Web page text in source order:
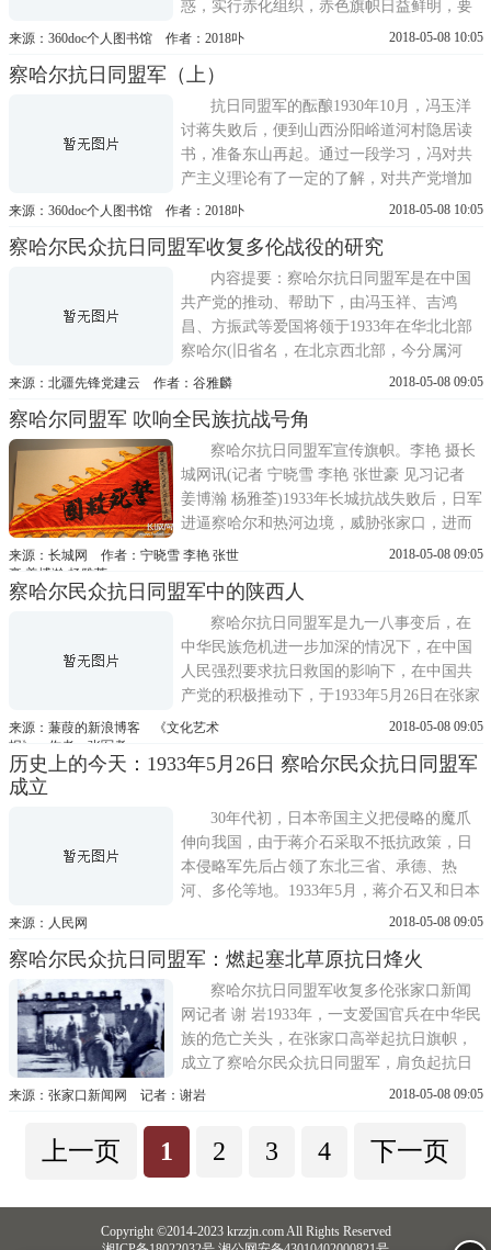
惑，实行赤化组织，赤色旗帜日益鲜明，要
求行政院速筹军事之彻底办法。[《察哈尔民
馆。]7月6日，何应钦向南京报告集结优势兵
力进攻察哈尔的方案，拟任命庞炳勋为察哈
尔剿匪总司令，井令庞率领第10军、...
来源：360doc个人图书馆 作者：2018卟 2018-05-08 10:05
察哈尔抗日同盟军（上）
抗日同盟军的酝酿1930年10月，冯玉洋
讨蒋失败后，便到山西汾阳峪道河村隐居读
书，准备东山再起。通过一段学习，冯对共
产主义理论有了一定的了解，对共产党增加
了好感，希望听听共产党人关于救国救民的
组织建立了联系。随后，中共派肖明到峪道
河面晤冯玉祥，商讨中国革命有关问题。冯
玉洋表示愿在中共帮助与合作下...
来源：360doc个人图书馆 作者：2018卟 2018-05-08 10:05
察哈尔民众抗日同盟军收复多伦战役的研究
内容提要：察哈尔抗日同盟军是在中国
共产党的推动、帮助下，由冯玉祥、吉鸿
昌、方振武等爱国将领于1933年在华北北部
察哈尔(旧省名，在北京西北部，今分属河
北、内蒙、山西等地)组织部队进行抗日斗
日妥协政策而进行一次抗日壮举。察哈尔抗
日同盟军成立之后，日伪军开始加强多伦的
防御，同时调来了大批兵力，城内驻有...
来源：北疆先锋党建云 作者：谷雅麟 2018-05-08 09:05
察哈尔同盟军 吹响全民族抗战号角
察哈尔抗日同盟军宣传旗帜。李艳 摄长
城网讯(记者 宁晓雪 李艳 张世豪 见习记者
姜博瀚 杨雅荃)1933年长城抗战失败后，日军
进逼察哈尔和热河边境，威胁张家口，进而
威胁京津地区西大门。国家危难，在中国共
盟，掀起了全国性的抗日热潮。国民革命军
第29军士兵用过的钢盔。李艳 摄长城网特别
报道组来到了张家口...
来源：长城网 作者：宁晓雪 李艳 张世
豪 姜博瀚 杨雅荃
2018-05-08 09:05
察哈尔民众抗日同盟军中的陕西人
察哈尔抗日同盟军是九一八事变后，在
中华民族危机进一步加深的情况下，在中国
人民强烈要求抗日救国的影响下，在中国共
产党的积极推动下，于1933年5月26日在张家
口由冯玉祥、方振武、吉鸿昌等抗日爱国将
领冲破国民党执政当局错误的对日妥协政
首次从侵略者手中收复失地的抗日...
来源：蒹葭的新浪博客 《文化艺术
报》 作者：张军孝
2018-05-08 09:05
历史上的今天：1933年5月26日 察哈尔民众抗日同盟军
成立
30年代初，日本帝国主义把侵略的魔爪
伸向我国，由于蒋介石采取不抵抗政策，日
本侵略军先后占领了东北三省、承德、热
河、多伦等地。1933年5月，蒋介石又和日本
签订了卖国的《塘沽协定》，承认日本侵占
并把察北、冀东的大片国土送给了日本。在
中华民族危机进一步加深的情况下，全国抗
日救亡运动蓬勃兴起。南京、上海...
来源：人民网 2018-05-08 09:05
察哈尔民众抗日同盟军：燃起塞北草原抗日烽火
察哈尔抗日同盟军收复多伦张家口新闻
网记者 谢 岩1933年，一支爱国官兵在中华民
族的危亡关头，在张家口高举起抗日旗帜，
成立了察哈尔民众抗日同盟军，肩负起抗日
救国之责，收复失地，给全国民众以极大的
年，当中华民族最终夺取抗日战争的完全胜
利，无数牺牲的生命凝聚成不朽的抗战精
来源：张家口新闻网 记者：谢岩 2018-05-08 09:05
上一页 1 2 3 4 下一页
Copyright ©2014-2023 krzzjn.com All Rights Reserved